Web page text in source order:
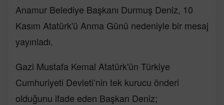
Anamur Belediye Başkanı Durmuş Deniz, 10
Kasım Atatürk'ü Anma Günü nedeniyle bir mesaj
yayınladı.
Gazi Mustafa Kemal Atatürk'ün Türkiye
Cumhuriyeti Devleti’nin tek kurucu önderi
olduğunu ifade eden Başkan Deniz;